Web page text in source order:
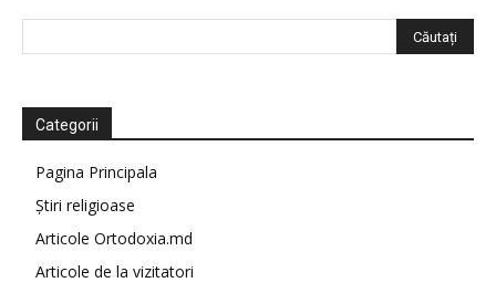
Categorii
Pagina Principala
Știri religioase
Articole Ortodoxia.md
Articole de la vizitatori